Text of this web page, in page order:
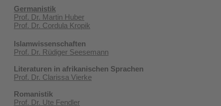
Germanistik
Prof. Dr. Martin Huber
Prof. Dr. Cordula Kropik
Islamwissenschaften
Prof. Dr. Rüdiger Seesemann
Literaturen in afrikanischen Sprachen
Prof. Dr. Clarissa Vierke
Romanistik
Prof. Dr. Ute Fendler